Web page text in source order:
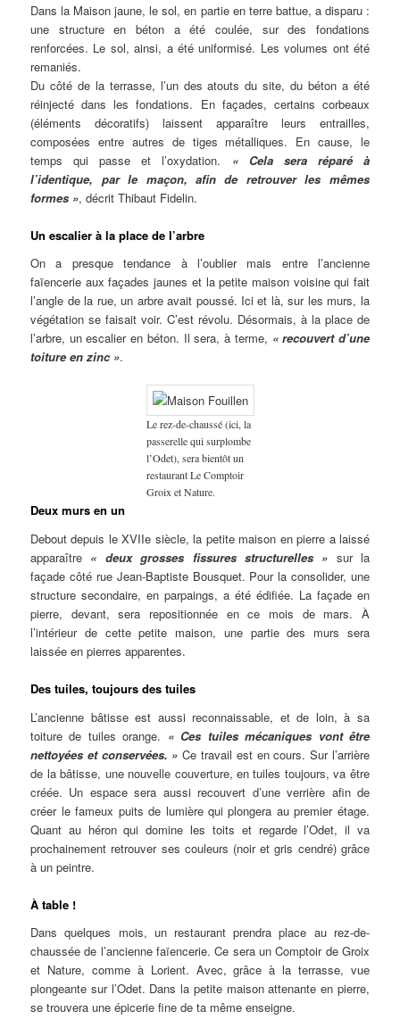
Dans la Maison jaune, le sol, en partie en terre battue, a disparu :
une structure en béton a été coulée, sur des fondations
renforcées. Le sol, ainsi, a été uniformisé. Les volumes ont été
remaniés.
Du côté de la terrasse, l’un des atouts du site, du béton a été
réinjecté dans les fondations. En façades, certains corbeaux
(éléments décoratifs) laissent apparaître leurs entrailles,
composées entre autres de tiges métalliques. En cause, le
temps qui passe et l’oxydation. « Cela sera réparé à
l’identique, par le maçon, afin de retrouver les mêmes
formes », décrit Thibaut Fidelin.
Un escalier à la place de l’arbre
On a presque tendance à l’oublier mais entre l’ancienne
faïencerie aux façades jaunes et la petite maison voisine qui fait
l’angle de la rue, un arbre avait poussé. Ici et là, sur les murs, la
végétation se faisait voir. C’est révolu. Désormais, à la place de
l’arbre, un escalier en béton. Il sera, à terme, « recouvert d’une
toiture en zinc ».
Le rez-de-chaussé (ici, la
passerelle qui surplombe
l’Odet), sera bientôt un
restaurant Le Comptoir
Groix et Nature.
Deux murs en un
Debout depuis le XVIIe siècle, la petite maison en pierre a laissé
apparaître « deux grosses fissures structurelles » sur la
façade côté rue Jean-Baptiste Bousquet. Pour la consolider, une
structure secondaire, en parpaings, a été édifiée. La façade en
pierre, devant, sera repositionnée en ce mois de mars. À
l’intérieur de cette petite maison, une partie des murs sera
laissée en pierres apparentes.
Des tuiles, toujours des tuiles
L’ancienne bâtisse est aussi reconnaissable, et de loin, à sa
toiture de tuiles orange. « Ces tuiles mécaniques vont être
nettoyées et conservées. » Ce travail est en cours. Sur l’arrière
de la bâtisse, une nouvelle couverture, en tuiles toujours, va être
créée. Un espace sera aussi recouvert d’une verrière afin de
créer le fameux puits de lumière qui plongera au premier étage.
Quant au héron qui domine les toits et regarde l’Odet, il va
prochainement retrouver ses couleurs (noir et gris cendré) grâce
à un peintre.
À table !
Dans quelques mois, un restaurant prendra place au rez-de-
chaussée de l’ancienne faïencerie. Ce sera un Comptoir de Groix
et Nature, comme à Lorient. Avec, grâce à la terrasse, vue
plongeante sur l’Odet. Dans la petite maison attenante en pierre,
se trouvera une épicerie fine de ta même enseigne.